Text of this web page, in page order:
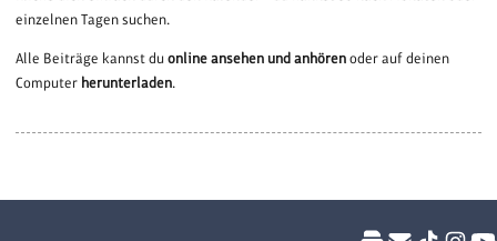
einzelnen Tagen suchen.
Alle Beiträge kannst duonline ansehen und anhören oder auf deinen
Computer herunterladen.